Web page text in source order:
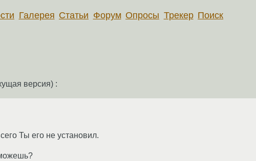
Галерея Статьи Форум Опросы Трекер Поиск
версия) :
Ты его не установил.